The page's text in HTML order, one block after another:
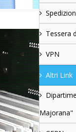
Tessera
VPN
Altri Link
Majorana"